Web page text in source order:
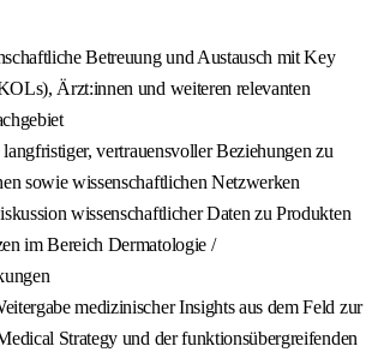
Betreuung und Austausch mit Key
Ärzt:innen und weiteren relevanten
vertrauensvoller Beziehungen zu
sowie wissenschaftlichen Netzwerken
wissenschaftlicher Daten zu Produkten
im Bereich Dermatologie /
medizinischer Insights aus dem Feld zur
Strategy und der funktionsübergreifenden